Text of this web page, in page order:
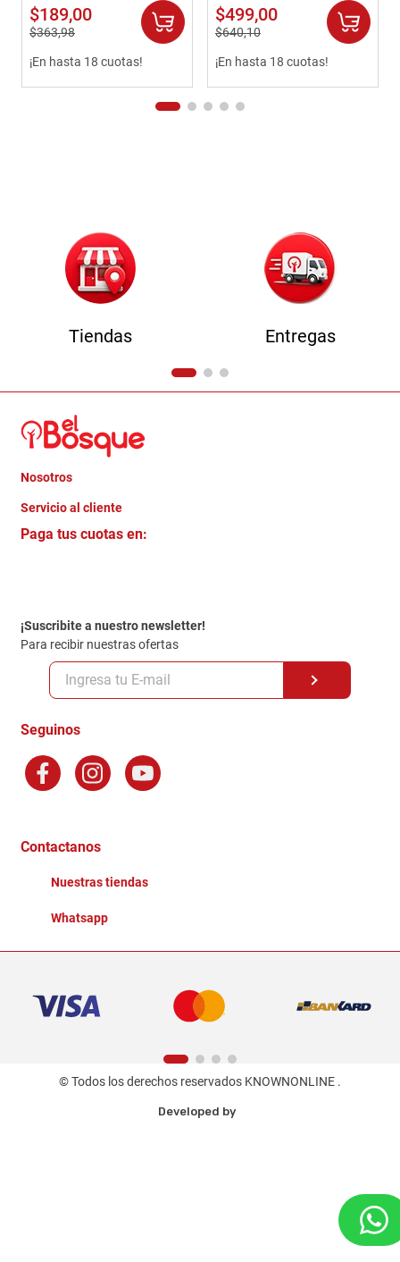
$189,00
$363,98
¡En hasta 18 cuotas!
$499,00
$640,10
¡En hasta 18 cuotas!
Tiendas Entregas
Nosotros
Quienes somos
Trabaja con Nosotros
Servicio al cliente
Crédito Directo
Politica de Privacidad
Políticas y condiciones GiftCard
Formas de Pago
Terminos y Condiciones
Factura Electronica
Ganadores - Promociones
Paga tus cuotas en:
¡Suscribite a nuestro newsletter!
Para recibir nuestras ofertas
Seguinos
Contactanos
Nuestras tiendas
Whatsapp
© Todos los derechos reservados KNOWNONLINE .
Developed by